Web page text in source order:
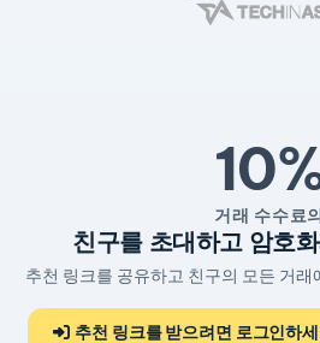
거래 수수료
친구를 초대하고 암호
추천 링크를 공유하고 친구의 모든 거
추천 링크를 받으려면 로그인하